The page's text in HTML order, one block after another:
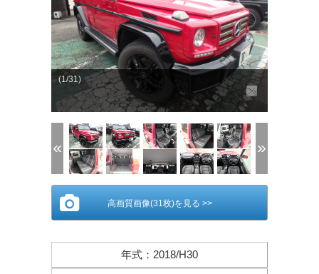
(1/31)
高画質画像(31枚)を見る >>
年式 ： 2018/H30